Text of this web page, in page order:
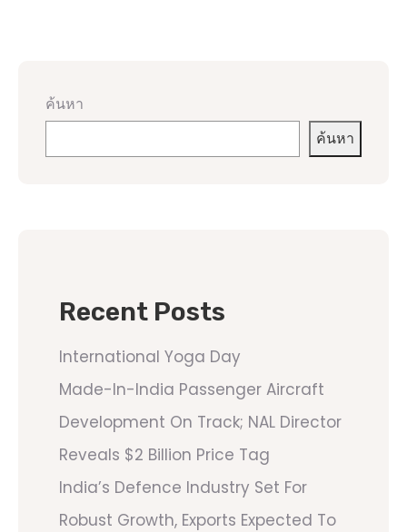
ค้นหา
ค้นหา
Recent Posts
International Yoga Day
Made-In-India Passenger Aircraft
Development On Track; NAL Director
Reveals $2 Billion Price Tag
India’s Defence Industry Set For
Robust Growth, Exports Expected To